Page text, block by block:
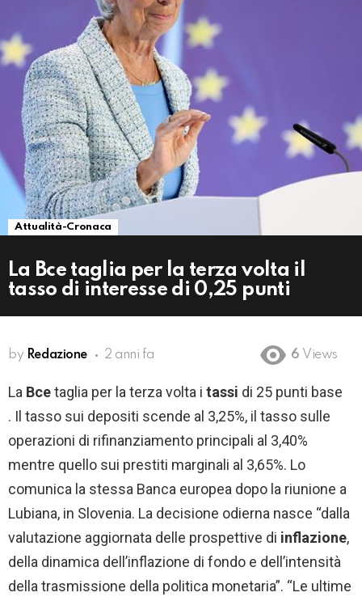
Attualità-Cronaca
La Bce taglia per la terza volta il
tasso di interesse di 0,25 punti
by Redazione 2 anni fa 6 Views
La Bcetaglia per la terza volta i tassi di 25 punti base
. Il tasso sui depositi scende al 3,25%, il tasso sulle
operazioni di rifinanziamento principali al 3,40%
mentre quello sui prestiti marginali al 3,65%. Lo
comunica la stessa Banca europea dopo la riunione a
Lubiana, in Slovenia. La decisione odierna nasce “dalla
valutazione aggiornata delle prospettive di inflazione,
della dinamica dell’inflazione di fondo e dell’intensità
della trasmissione della politica monetaria”. “Le ultime